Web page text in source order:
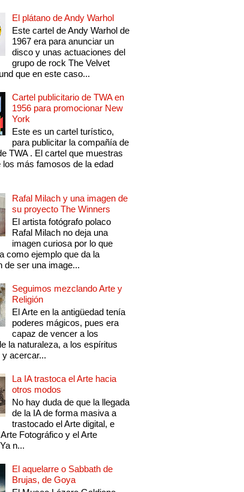
El plátano de Andy Warhol
Este cartel de Andy Warhol de
1967 era para anunciar un
disco y unas actuaciones del
grupo de rock The Velvet
que en este caso...
Cartel publicitario de TWA en
1956 para promocionar New
York
Este es un cartel turístico,
para publicitar la compañía de
TWA . El cartel que muestras
los más famosos de la edad
Rafal Milach y una imagen de
su proyecto The Winners
El artista fotógrafo polaco
Rafal Milach no deja una
imagen curiosa por lo que
como ejemplo que da la
de ser una image...
Seguimos mezclando Arte y
Religión
El Arte en la antigüedad tenía
poderes mágicos, pues era
capaz de vencer a los
la naturaleza, a los espíritus
y acercar...
La IA trastoca el Arte hacia
otros modos
No hay duda de que la llegada
de la IA de forma masiva a
trastocado el Arte digital, e
Fotográfico y el Arte
n...
El aquelarre o Sabbath de
Brujas, de Goya